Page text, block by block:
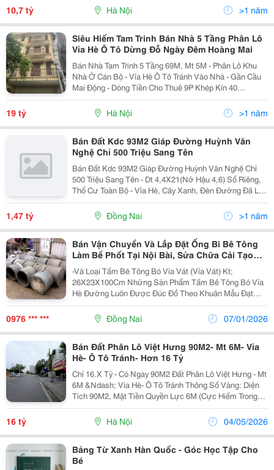
Cải Tạo Đồng Bộ + Vỉa Hè Rộng, Tấp Lập...
10,7 tỷ Hà Nội >1 năm
Siêu Hiếm Tam Trinh Bán Nhà 5 Tầng Phân Lô
Vỉa Hè Ô Tô Dừng Đỗ Ngày Đêm Hoàng Mai
Bán Nhà Tam Trinh 5 Tầng 69M, Mt 5M - Phân Lô Khu
Nhà Ở Cán Bộ - Vỉa Hè Ô Tô Tránh Vào Nhà - Gần Cầu
Mai Động - Dòng Tiền Cho Thuê 9P Khép Kín 40
Triệu/Tháng - Hiếm Nhà Bán - Cách Phố 20M - Hoàng
Mai &Bull; Liên Hệ: 0986209188 + Vị Trí Nhà...
19 tỷ Hà Nội >1 năm
Bán Đất Kdc 93M2 Giáp Đường Huỳnh Văn
Nghệ Chỉ 500 Triệu Sang Tên
Bán Đất Kdc 93M2 Giáp Đường Huỳnh Văn Nghệ Chỉ
500 Triệu Sang Tên - Dt 4,4X21(Nở Hậu 4,6) Sổ Riêng,
Thổ Cư Toàn Bộ - Vỉa Hè, Cây Xanh, Đèn Đường Đã Lắp
Đặt Đầy Đủ - Giá Gốc Chỉ 1 Tỷ 470 Còn Thương Lượng,
1,47 tỷ Đồng Nai >1 năm
Bán Vận Chuyển Và Lắp Đặt Ống Bi Bê Tông
Làm Bể Phốt Tại Nội Bài, Sửa Chữa Cải Tạo
Nhà Vệ Sinh Tại Sóc Sơn
-Và Loại Tấm Bê Tông Bó Vỉa Vát (Vỉa Vát) Kt;
26X23X100Cm Những Sản Phẩm Tấm Bê Tông Bó Vỉa
Hè Đường Luôn Được Đúc Đổ Theo Khuân Mẫu Đạt
Tiêu Chuẩn Với Chất Lượng Bê Tông Mác Tốt Nhất
Phục Vụ Khắp Các Công Trình. Chúng Tôi Nhận Cải Tạo
Nâng Cấp...
0976 *** *** Đồng Nai 07/01/2026
Bán Đất Phân Lô Việt Hưng 90M2- Mt 6M- Vỉa
Hè- Ô Tô Tránh- Hơn 16 Tỷ
Chỉ 16.X Tỷ - Có Ngay 90M2 Đất Phân Lô Việt Hưng - Mt
6M &Ndash; Vỉa Hè- Ô Tô Tránh Thông Số Vàng: Diện
Tích 90M2, Mặt Tiền Quyền Lực 6M (Cực Hiếm Trong
Khu Vực). Vị Trí Đắc Địa: Nằm Trong Khu Phân Lô Cán
Bộ, Vỉa Hè Rộng, Đường Thông Ô Tô Tránh...
16 tỷ Hà Nội 04/05/2026
Bảng Từ Xanh Hàn Quốc - Góc Học Tập Cho
Bé